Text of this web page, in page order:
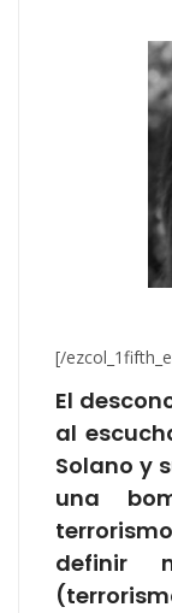
[/
El
al
Solano y
una
definir